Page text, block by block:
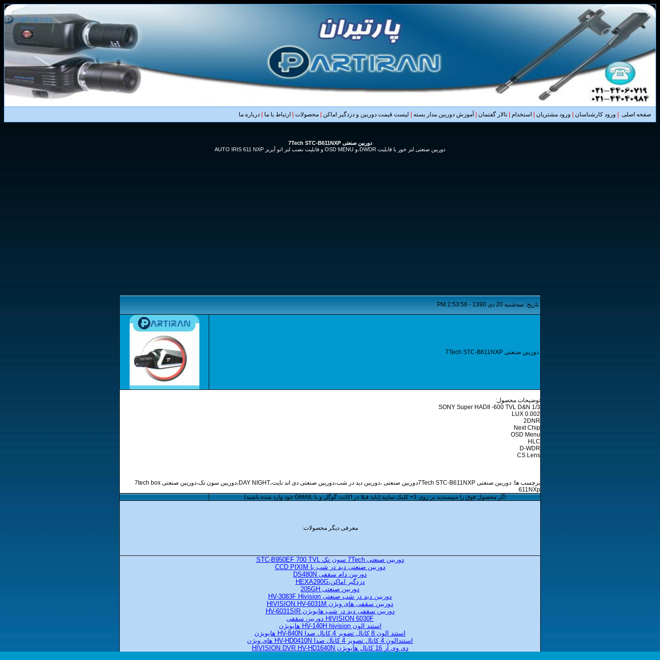
صفحه اصلی ورود کارشناسان ورود مشتریان استخدام تالار گفتمان آموزش دوربین مدار بسته لیست قیمت دوربین و دزدگیر اماکن محصولات ارتباط با ما درباره ما
دوربین صنعتی 7Tech STC-B611NXP
دوربین صنعتی لنز خور با قابلیت DWDR،و OSD MENU و قابلیت نصب لنز اتو آیریز AUTO IRIS 611 NXP
تاریخ: سه‌شنبه 20 دی 1390 - 2:53:56 PM
دوربین صنعتی 7Tech STC-B611NXP
توضیحات محصول:
1/3 SONY Super HADII -600 TVL D&N
0.002 LUX
2DNR
Next Chip
OSD Menu
HLC
D-WDR
CS Lens
برچسب ها: دوربین صنعتی 7Tech STC-B611NXPدوربین صنعتی ،دوربین دید در شب،دوربین صنعتی دی اند نایت،DAY NIGHT،دوربین سون تک،دوربین صنعتی 7tech box
611NXp
اگر محصول فوق را میپسندید بر روی 1+ کلیک نمایید:(باید قبلا در اکانت گوگل و یا
GMAILخود وارد شده باشید)
معرفی دیگر محصولات:
دوربین صنعتی 7Tech سون تک STC-B950EF 700 TVL
دوربین صنعتی دید در شب با CCD PIXIM
دوربین دام سقفی DS480N
دزدگیر اماکن،HEXA290G
دوربین صنعتی 205GH
دوربین دید در شب صنعتی HV-3083F Hivision
دوربین سقفی های ویژن HIVISION HV-6031M
دوربین سقفی دید در شب هایویژن HV-6031SIR
HIVISION 6030F دوربین سقفی
استند الون HV-140H hivision هایویژن
استند الون 8 کانال تصویر 4 کانال صدا HV-840N هایویژن
استندالون 4 کانال تصویر 4 کانال صدا HV-HD0410N های ویژن
دی وی آر 16 کانال هایویژن HIVISION DVR HV-HD1640N